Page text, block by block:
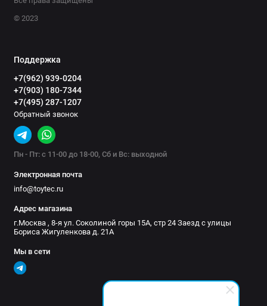
© 2023
Поддержка
+7(962) 939-0204
+7(903) 180-7344
+7(495) 287-1207
Обратный звонок
Пн - Пт: с 11-00 до 18-00, Сб и Вс: выходной
Электронная почта
info@toytec.ru
Адрес магазина
г.Москва , 8-я ул. Соколиной горы 15А, стр 24 Заезд с улицы
Бориса Жигуленкова д. 21А
Мы в сети